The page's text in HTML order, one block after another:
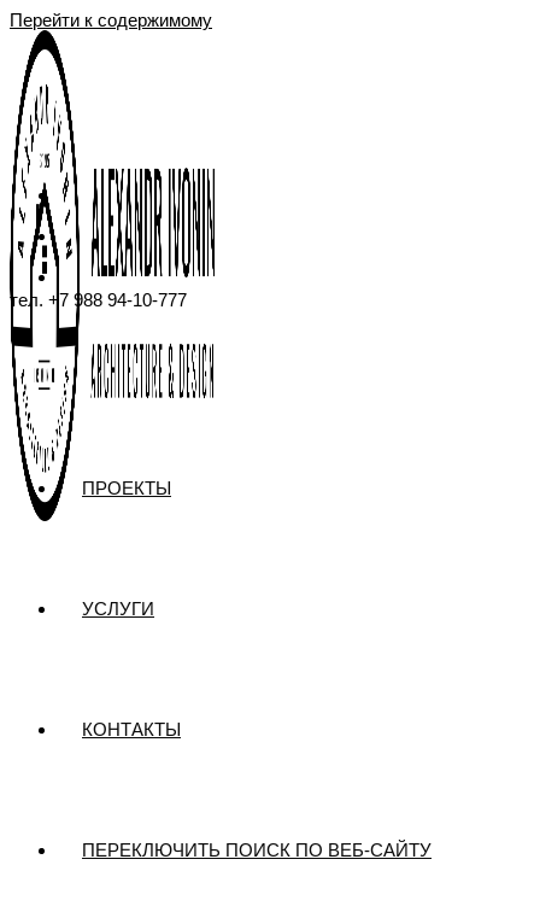
Перейти к содержимому
тел. +7 988 94-10-777
ПРОЕКТЫ
УСЛУГИ
КОНТАКТЫ
ПЕРЕКЛЮЧИТЬ ПОИСК ПО ВЕБ-САЙТУ